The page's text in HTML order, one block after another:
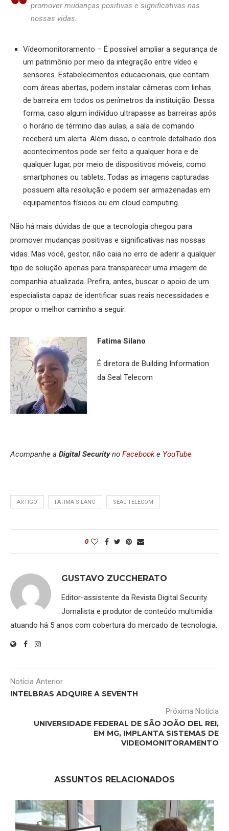
promover mudanças positivas e significativas nas
nossas vidas.
Vídeomonitoramento – É possível ampliar a segurança de
um patrimônio por meio da integração entre vídeo e
sensores. Estabelecimentos educacionais, que contam
com áreas abertas, podem instalar câmeras com linhas
de barreira em todos os perímetros da instituição. Dessa
forma, caso algum indivíduo ultrapasse as barreiras após
o horário de término das aulas, a sala de comando
receberá um alerta. Além disso, o controle detalhado dos
acontecimentos pode ser feito a qualquer hora e de
qualquer lugar, por meio de dispositivos móveis, como
smartphones ou tablets. Todas as imagens capturadas
possuem alta resolução e podem ser armazenadas em
equipamentos físicos ou em cloud computing.
Não há mais dúvidas de que a tecnologia chegou para
promover mudanças positivas e significativas nas nossas
vidas. Mas você, gestor, não caia no erro de aderir a qualquer
tipo de solução apenas para transparecer uma imagem de
companhia atualizada. Prefira, antes, buscar o apoio de um
especialista capaz de identificar suas reais necessidades e
propor o melhor caminho a seguir.
Fatima Silano
É diretora de Building Information
da Seal Telecom
Acompanhe a Digital Securityno Facebooke YouTube
ARTIGO FATIMA SILANO SEAL TELECOM
0
GUSTAVO ZUCCHERATO
Editor-assistente da Revista Digital Security.
Jornalista e produtor de conteúdo multimídia
atuando há 5 anos com cobertura do mercado de tecnologia.
Notícia Anterior
INTELBRAS ADQUIRE A SEVENTH
Próxima Notícia
UNIVERSIDADE FEDERAL DE SÃO JOÃO DEL REI,
EM MG, IMPLANTA SISTEMAS DE
VIDEOMONITORAMENTO
ASSUNTOS RELACIONADOS